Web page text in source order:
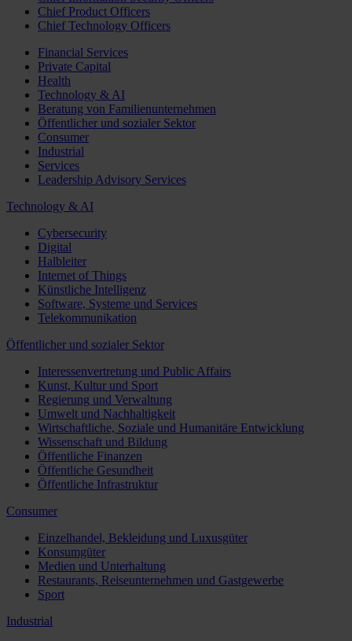
Chief Product Officers
Chief Technology Officers
Financial Services
Private Capital
Health
Technology & AI
Beratung von Familienunternehmen
Öffentlicher und sozialer Sektor
Consumer
Industrial
Services
Leadership Advisory Services
Technology & AI
Cybersecurity
Digital
Halbleiter
Internet of Things
Künstliche Intelligenz
Software, Systeme und Services
Telekommunikation
Öffentlicher und sozialer Sektor
Interessenvertretung und Public Affairs
Kunst, Kultur und Sport
Regierung und Verwaltung
Umwelt und Nachhaltigkeit
Wirtschaftliche, Soziale und Humanitäre Entwicklung
Wissenschaft und Bildung
Öffentliche Finanzen
Öffentliche Gesundheit
Öffentliche Infrastruktur
Consumer
Einzelhandel, Bekleidung und Luxusgüter
Konsumgüter
Medien und Unterhaltung
Restaurants, Reiseunternehmen und Gastgewerbe
Sport
Industrial